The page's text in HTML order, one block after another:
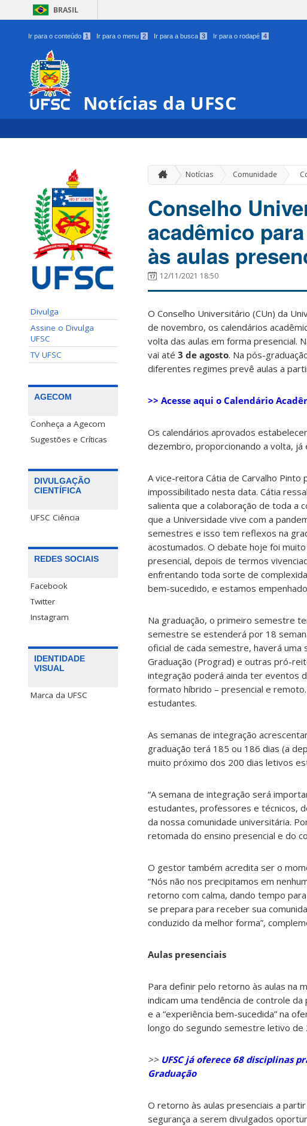
BRASIL
Ir para o conteúdo 1 Ir para o menu 2 Ir para a busca 3 Ir para o rodapé 4
Notícias da UFSC
Divulga
Assine o Divulga
UFSC
TV UFSC
AGECOM
Conheça a Agecom
Sugestões e Críticas
DIVULGAÇÃO
CIENTÍFICA
UFSC Ciência
REDES SOCIAIS
Facebook
Twitter
Instagram
IDENTIDADE
VISUAL
Marca da UFSC
Notícias Comunidade »
Conselho
acadêmico
às aulas
12/11/2021 18:50
O Conselho Universitário (CUn) da
de novembro, os calendários
volta das aulas em forma presencial.
vai até 3 de agosto. Na pós-
diferentes regimes prevê aulas a
>> Acesse aqui o Calendário
Os calendários aprovados
dezembro, proporcionando a volta, já
A vice-reitora Cátia de Carvalho
impossibilitado nesta data. Cátia
salienta que a colaboração de toda a
que a Universidade vive com a
semestres e isso tem reflexos na
acostumados. O debate hoje foi
presencial, depois de termos
enfrentando toda sorte de
bem-sucedido, e estamos
Na graduação, o primeiro semestre
semestre se estenderá por 18
oficial de cada semestre, haverá
Graduação (Prograd) e outras pró-
integração poderá ainda ter eventos
formato híbrido – presencial e
estudantes.
As semanas de integração
graduação terá 185 ou 186 dias (a
muito próximo dos 200 dias letivos
“A semana de integração será
estudantes, professores e técnicos,
da nossa comunidade universitária. P
retomada do ensino presencial e do
O gestor também acredita ser o
“Nós não nos precipitamos em
retorno com calma, dando tempo
se prepara para receber sua
conduzido da melhor forma”,
Aulas presenciais
Para definir pelo retorno às aulas na
indicam uma tendência de controle
e a “experiência bem-sucedida” na
longo do segundo semestre letivo de
>> UFSC já oferece 68 disciplinas
Graduação
O retorno às aulas presenciais a
segurança a serem divulgados